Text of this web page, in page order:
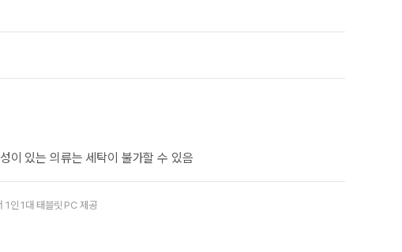
이 있는 의류는 세탁이 불가할 수 있음
1인 1대 태블릿 PC 제공